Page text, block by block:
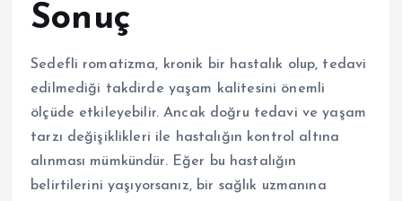
Sonuç
Sedefli romatizma, kronik bir hastalık olup, tedavi
edilmediği takdirde yaşam kalitesini önemli
ölçüde etkileyebilir. Ancak doğru tedavi ve yaşam
tarzı değişiklikleri ile hastalığın kontrol altına
alınması mümkündür. Eğer bu hastalığın
belirtilerini yaşıyorsanız, bir sağlık uzmanına